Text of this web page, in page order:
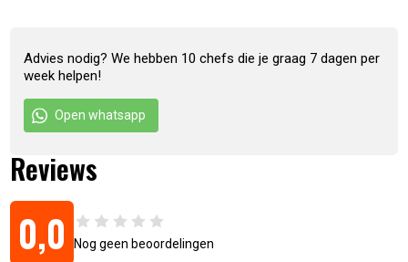
Advies nodig? We hebben 10 chefs die je graag 7 dagen per
week helpen!
Open whatsapp
Reviews
0,0 Nog geen beoordelingen